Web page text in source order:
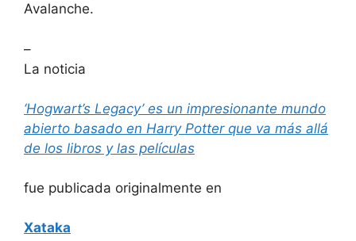
Avalanche.
–
La noticia
‘Hogwart’s Legacy’ es un impresionante mundo
abierto basado en Harry Potter que va más allá
de los libros y las películas
fue publicada originalmente en
Xataka